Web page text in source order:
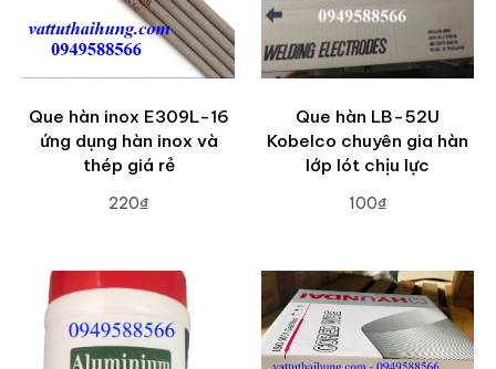
Que hàn inox E309L-16
ứng dụng hàn inox và
thép giá rẻ
220₫
Que hàn LB-52U
Kobelco chuyên gia hàn
lớp lót chịu lực
100₫